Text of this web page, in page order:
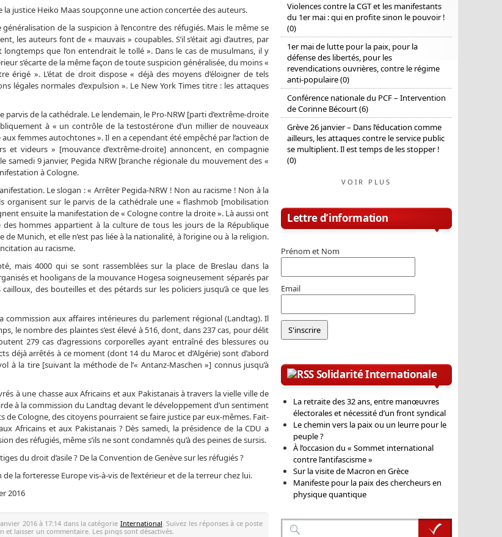
la justice Heiko Maas soupçonne une action concertée des auteurs.
de la suspicion à l’encontre des réfugiés. Mais le même se
les auteurs font de « mauvais » coupables. S’il s’était agi d’autres, par
que l’on entendrait le tollé ». Dans le cas de musulmans, il y
s’écarte de la même façon de toute suspicion généralisée, du moins «
érigé ». L’état de droit dispose « déjà des moyens d’éloigner de tels
légales normales d’expulsion ». Le New York Times titre : les attaques
de la cathédrale. Le lendemain, le Pro-NRW [parti d’extrême-droite
à « un contrôle de la testostérone d’un millier de nouveaux
femmes autochtones ». Il en a cependant été empêché par l’action de
et videurs » [mouvance d’extrême-droite] annoncent, en compagnie
9 janvier, Pegida NRW [branche régionale du mouvement des «
à Cologne.
Le slogan : « Arrêter Pegida-NRW ! Non au racisme ! Non à la
organisent sur le parvis de la cathédrale une « flashmob [mobilisation
ensuite la manifestation de « Cologne contre la droite ». Là aussi ont
hommes appartient à la culture de tous les jours de la République
Munich, et elle n’est pas liée à la nationalité, à l’origine ou à la religion.
au racisme.
mais 4000 qui se sont rassemblées sur la place de Breslau dans la
et hooligans de la mouvance Hogesa soigneusement séparés par
des bouteilles et des pétards sur les policiers jusqu’à ce que les
commission aux affaires intérieures du parlement régional (Landtag). Il
le nombre des plaintes s’est élevé à 516, dont, dans 237 cas, pour délit
279 cas d’agressions corporelles ayant entraîné des blessures ou
déjà arrêtés à ce moment (dont 14 du Maroc et d’Algérie) sont d’abord
la tire [suivant la méthode de l’« Antanz-Maschen »] connus jusqu’à
à une chasse aux Africains et aux Pakistanais à travers la vielle ville de
à la commission du Landtag devant le développement d’un sentiment
Cologne, des citoyens pourraient se faire justice par eux-mêmes. Fait-
Africains et aux Pakistanais ? Dès samedi, la présidence de la CDU a
des réfugiés, même s’ils ne sont condamnés qu’à des peines de sursis.
du droit d’asile ? De la Convention de Genève sur les réfugiés ?
la forteresse Europe vis-à-vis de l’extérieur et de la terreur chez lui.
2016
2016 à 17:14 dans la catégorie International. Suivez les réponses à ce poste
et laisser un commentaire. Les pings sont désactivés.
Violences contre la CGT et les manifestants
du 1er mai : qui en profite sinon le pouvoir !
(0)
1er mai de lutte pour la paix, pour la
défense des libertés, pour les
revendications ouvrières, contre le régime
anti-populaire (0)
Conférence nationale du PCF – Intervention
de Corinne Bécourt (6)
Grève 26 janvier – Dans l’éducation comme
ailleurs, les attaques contre le service public
se multiplient. Il est temps de les stopper !
(0)
VOIR PLUS
Lettre d’information
Prénom et Nom
Email
Solidarité Internationale
La retraite des 32 ans, entre manœuvres
électorales et nécessité d’un front syndical
Le chemin vers la paix ou un leurre pour le
peuple ?
À l’occasion du « Sommet international
contre l’antifascisme »
Sur la visite de Macron en Grèce
Manifeste pour la paix des chercheurs en
physique quantique